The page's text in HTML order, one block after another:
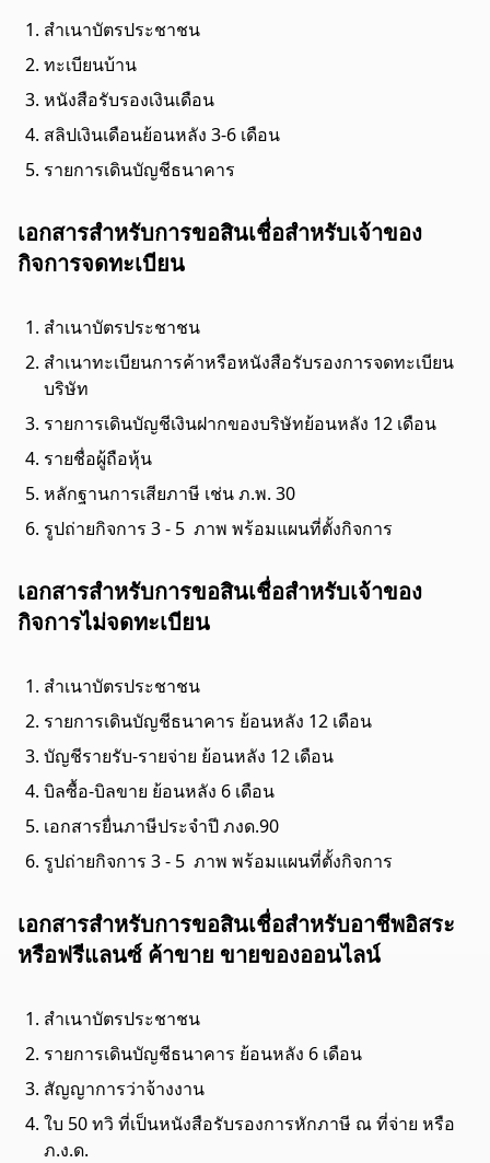
สำเนาบัตรประชาชน
ทะเบียนบ้าน
หนังสือรับรองเงินเดือน
สลิปเงินเดือนย้อนหลัง 3-6 เดือน
รายการเดินบัญชีธนาคาร
เอกสารสำหรับการขอสินเชื่อสำหรับเจ้าของ
กิจการจดทะเบียน
สำเนาบัตรประชาชน
สำเนาทะเบียนการค้าหรือหนังสือรับรองการจดทะเบียน
บริษัท
รายการเดินบัญชีเงินฝากของบริษัทย้อนหลัง 12 เดือน
รายชื่อผู้ถือหุ้น
หลักฐานการเสียภาษี เช่น ภ.พ. 30
รูปถ่ายกิจการ 3 - 5 ภาพ พร้อมแผนที่ตั้งกิจการ
เอกสารสำหรับการขอสินเชื่อสำหรับเจ้าของ
กิจการไม่จดทะเบียน
สำเนาบัตรประชาชน
รายการเดินบัญชีธนาคาร ย้อนหลัง 12 เดือน
บัญชีรายรับ-รายจ่าย ย้อนหลัง 12 เดือน
บิลซื้อ-บิลขาย ย้อนหลัง 6 เดือน
เอกสารยื่นภาษีประจำปี ภงด.90
รูปถ่ายกิจการ 3 - 5 ภาพ พร้อมแผนที่ตั้งกิจการ
เอกสารสำหรับการขอสินเชื่อสำหรับอาชีพอิสระ
หรือฟรีแลนซ์ ค้าขาย ขายของออนไลน์
สำเนาบัตรประชาชน
รายการเดินบัญชีธนาคาร ย้อนหลัง 6 เดือน
สัญญาการว่าจ้างงาน
ใบ 50 ทวิ ที่เป็นหนังสือรับรองการหักภาษี ณ ที่จ่าย หรือ
ภ.ง.ด.